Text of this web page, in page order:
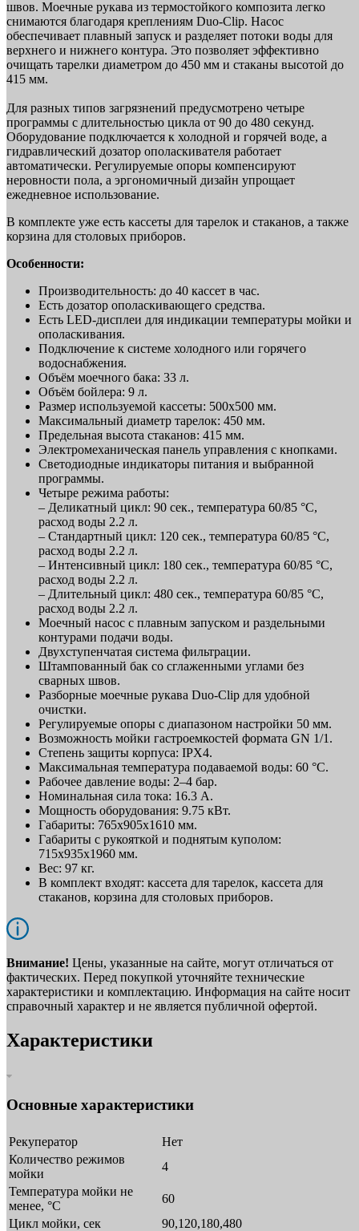
швов. Моечные рукава из термостойкого композита легко
снимаются благодаря креплениям Duo-Clip. Насос
обеспечивает плавный запуск и разделяет потоки воды для
верхнего и нижнего контура. Это позволяет эффективно
очищать тарелки диаметром до 450 мм и стаканы высотой до
415 мм.
Для разных типов загрязнений предусмотрено четыре
программы с длительностью цикла от 90 до 480 секунд.
Оборудование подключается к холодной и горячей воде, а
гидравлический дозатор ополаскивателя работает
автоматически. Регулируемые опоры компенсируют
неровности пола, а эргономичный дизайн упрощает
ежедневное использование.
В комплекте уже есть кассеты для тарелок и стаканов, а также
корзина для столовых приборов.
Особенности:
Производительность: до 40 кассет в час.
Есть дозатор ополаскивающего средства.
Есть LED-дисплеи для индикации температуры мойки и
ополаскивания.
Подключение к системе холодного или горячего
водоснабжения.
Объём моечного бака: 33 л.
Объём бойлера: 9 л.
Размер используемой кассеты: 500х500 мм.
Максимальный диаметр тарелок: 450 мм.
Предельная высота стаканов: 415 мм.
Электромеханическая панель управления с кнопками.
Светодиодные индикаторы питания и выбранной
программы.
Четыре режима работы:
– Деликатный цикл: 90 сек., температура 60/85 °С,
расход воды 2.2 л.
– Стандартный цикл: 120 сек., температура 60/85 °С,
расход воды 2.2 л.
– Интенсивный цикл: 180 сек., температура 60/85 °С,
расход воды 2.2 л.
– Длительный цикл: 480 сек., температура 60/85 °С,
расход воды 2.2 л.
Моечный насос с плавным запуском и раздельными
контурами подачи воды.
Двухступенчатая система фильтрации.
Штампованный бак со сглаженными углами без
сварных швов.
Разборные моечные рукава Duo-Clip для удобной
очистки.
Регулируемые опоры с диапазоном настройки 50 мм.
Возможность мойки гастроемкостей формата GN 1/1.
Степень защиты корпуса: IPX4.
Максимальная температура подаваемой воды: 60 °С.
Рабочее давление воды: 2–4 бар.
Номинальная сила тока: 16.3 А.
Мощность оборудования: 9.75 кВт.
Габариты: 765х905х1610 мм.
Габариты с рукояткой и поднятым куполом:
715х935х1960 мм.
Вес: 97 кг.
В комплект входят: кассета для тарелок, кассета для
стаканов, корзина для столовых приборов.
Внимание! Цены, указанные на сайте, могут отличаться от
фактических. Перед покупкой уточняйте технические
характеристики и комплектацию. Информация на сайте носит
справочный характер и не является публичной офертой.
Характеристики
Основные характеристики
Рекуператор
Нет
Количество режимов
мойки
4
Температура мойки не
менее, °С
60
Цикл мойки, сек
90,120,180,480